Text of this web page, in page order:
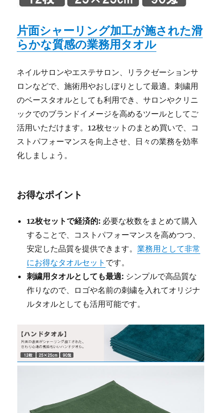
片面シャーリング加工が施された滑
らかな質感の業務用タオル
ネイルサロンやエステサロン、リラクゼーションサ
ロンなどで、施術用やおしぼりとして最適。刺繍用
のベースタオルとしても利用でき、サロンやクリニ
ックでのブランドイメージを高めるツールとしてご
活用いただけます。12枚セットのまとめ買いで、コ
ストパフォーマンスを向上させ、日々の業務を効率
化しましょう。
お得なポイント
12枚セットで経済的: 必要な枚数をまとめて購入
することで、コストパフォーマンスを高めつつ、
安定した品質を提供できます。業務用として非常
にお得なタオルセット です。
刺繍用タオルとしても最適: シンプルで高品質な
作りなので、ロゴや名前の刺繍を入れてオリジナ
ルタオルとしても活用可能です。